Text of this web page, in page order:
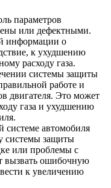
параметров
или дефектными.
информации о
к ухудшению
расходу газа.
системы защиты
работе и
двигателя. Это может
газа и ухудшению
системе автомобиля
системы защиты
или проблемы с
вызвать ошибочную
к увеличению